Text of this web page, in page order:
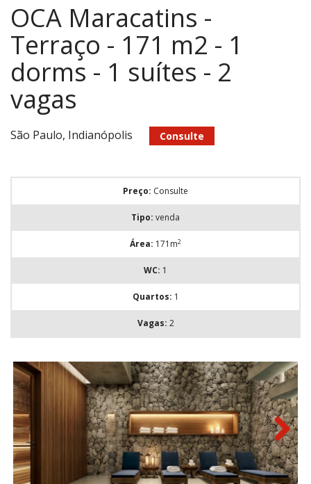
OCA Maracatins -
Terraço - 171 m2 - 1
dorms - 1 suítes - 2
vagas
São Paulo, Indianópolis Consulte
Preço: Consulte
Tipo: venda
Área: 171m2
WC: 1
Quartos: 1
Vagas: 2
Next